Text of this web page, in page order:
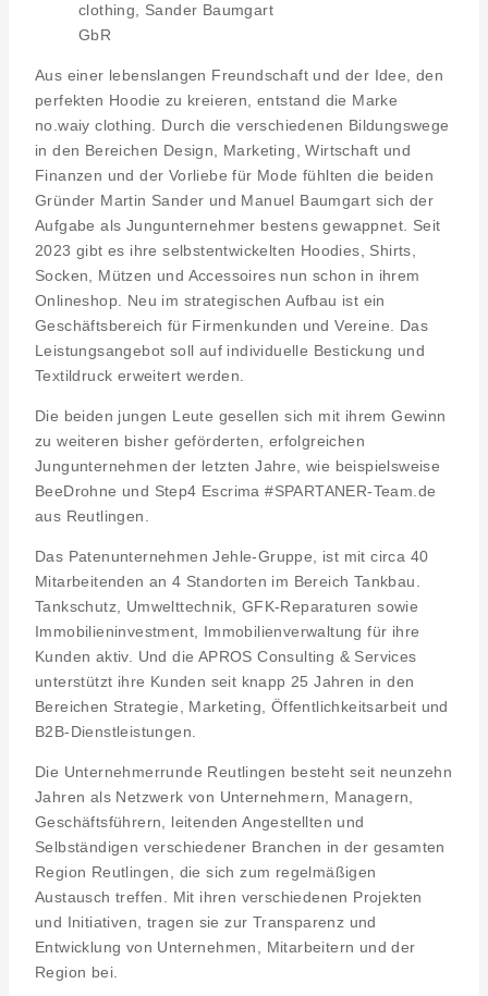
clothing, Sander Baumgart
GbR
Aus einer lebenslangen Freundschaft und der Idee, den
perfekten Hoodie zu kreieren, entstand die Marke
no.waiy clothing. Durch die verschiedenen Bildungswege
in den Bereichen Design, Marketing, Wirtschaft und
Finanzen und der Vorliebe für Mode fühlten die beiden
Gründer Martin Sander und Manuel Baumgart sich der
Aufgabe als Jungunternehmer bestens gewappnet. Seit
2023 gibt es ihre selbstentwickelten Hoodies, Shirts,
Socken, Mützen und Accessoires nun schon in ihrem
Onlineshop. Neu im strategischen Aufbau ist ein
Geschäftsbereich für Firmenkunden und Vereine. Das
Leistungsangebot soll auf individuelle Bestickung und
Textildruck erweitert werden.
Die beiden jungen Leute gesellen sich mit ihrem Gewinn
zu weiteren bisher geförderten, erfolgreichen
Jungunternehmen der letzten Jahre, wie beispielsweise
BeeDrohne und Step4 Escrima #SPARTANER-Team.de
aus Reutlingen.
Das Patenunternehmen Jehle-Gruppe, ist mit circa 40
Mitarbeitenden an 4 Standorten im Bereich Tankbau.
Tankschutz, Umwelttechnik, GFK-Reparaturen sowie
Immobilieninvestment, Immobilienverwaltung für ihre
Kunden aktiv. Und die APROS Consulting & Services
unterstützt ihre Kunden seit knapp 25 Jahren in den
Bereichen Strategie, Marketing, Öffentlichkeitsarbeit und
B2B-Dienstleistungen.
Die Unternehmerrunde Reutlingen besteht seit neunzehn
Jahren als Netzwerk von Unternehmern, Managern,
Geschäftsführern, leitenden Angestellten und
Selbständigen verschiedener Branchen in der gesamten
Region Reutlingen, die sich zum regelmäßigen
Austausch treffen. Mit ihren verschiedenen Projekten
und Initiativen, tragen sie zur Transparenz und
Entwicklung von Unternehmen, Mitarbeitern und der
Region bei.